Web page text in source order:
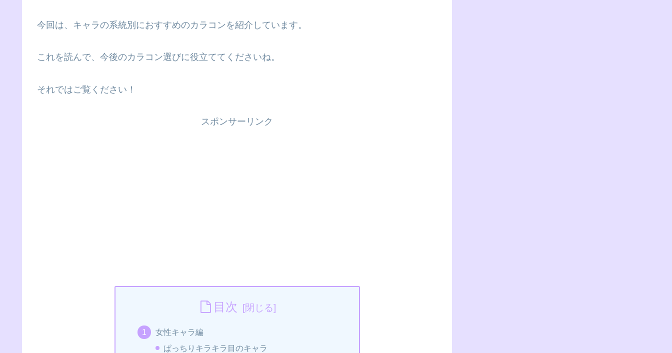
今回は、キャラの系統別におすすめのカラコンを紹介しています。
これを読んで、今後のカラコン選びに役立ててくださいね。
それではご覧ください！
スポンサーリンク
目次
女性キャラ編
ぱっちりキラキラ目のキャラ